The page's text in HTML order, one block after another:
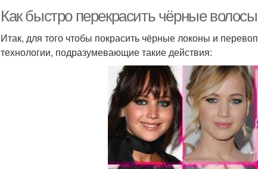
Как быстро перекрасить чёрные
Итак, для того чтобы покрасить чёрные локоны и
технологии, подразумевающие такие действия: